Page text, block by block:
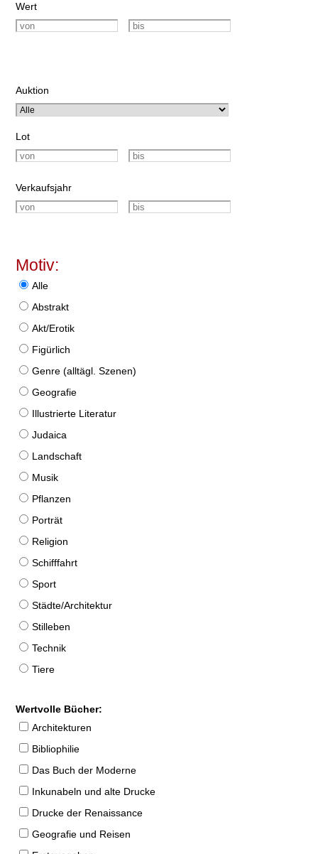
Wert
Auktion
Lot
Verkaufsjahr
Motiv:
Alle
Abstrakt
Akt/Erotik
Figürlich
Genre (alltägl. Szenen)
Geografie
Illustrierte Literatur
Judaica
Landschaft
Musik
Pflanzen
Porträt
Religion
Schifffahrt
Sport
Städte/Architektur
Stilleben
Technik
Tiere
Wertvolle Bücher:
Architekturen
Bibliophilie
Das Buch der Moderne
Inkunabeln und alte Drucke
Drucke der Renaissance
Geografie und Reisen